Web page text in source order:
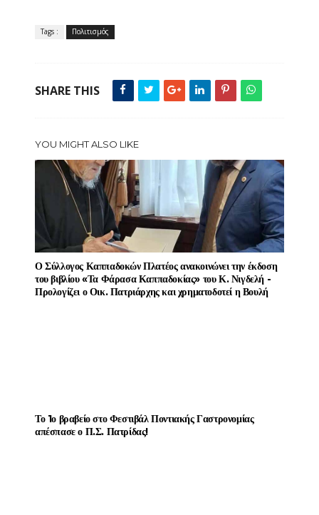
Tags : Πολιτισμός
SHARE THIS
YOU MIGHT ALSO LIKE
Ο Σύλλογος Καππαδοκών Πλατέος ανακοινώνει την έκδοση
του βιβλίου «Τα Φάρασα Καππαδοκίας» του Κ. Νιγδελή -
Προλογίζει ο Οικ. Πατριάρχης και χρηματοδοτεί η Βουλή
Το 1ο βραβείο στο Φεστιβάλ Ποντιακής Γαστρονομίας
απέσπασε ο Π.Σ. Πατρίδας!